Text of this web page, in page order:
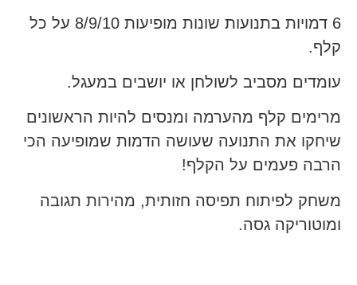
6 דמויות בתנועות שונות מופיעות 8/9/10 על כל
קלף.
עומדים מסביב לשולחן או יושבים במעגל.
מרימים קלף מהערמה ומנסים להיות הראשונים
שיחקו את התנועה שעושה הדמות שמופיעה הכי
הרבה פעמים על הקלף!
משחק לפיתוח תפיסה חזותית, מהירות תגובה
ומוטוריקה גסה.